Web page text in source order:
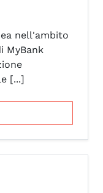
nell'ambito
MyBank
[...]